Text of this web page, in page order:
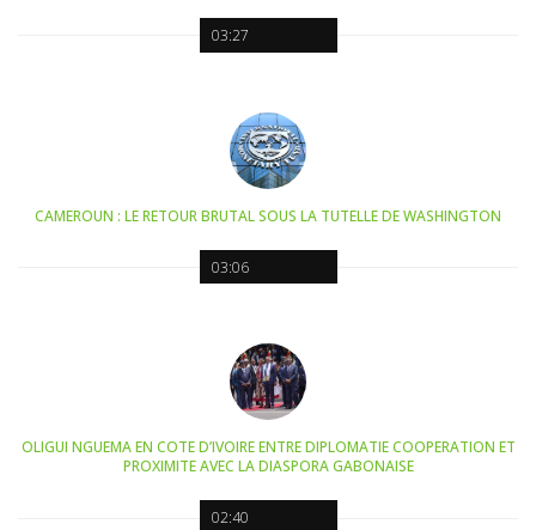
03:27
03:06
CAMEROUN : LE RETOUR BRUTAL SOUS LA TUTELLE DE WASHINGTON
02:40
OLIGUI NGUEMA EN COTE D’IVOIRE ENTRE DIPLOMATIE COOPERATION ET
PROXIMITE AVEC LA DIASPORA GABONAISE